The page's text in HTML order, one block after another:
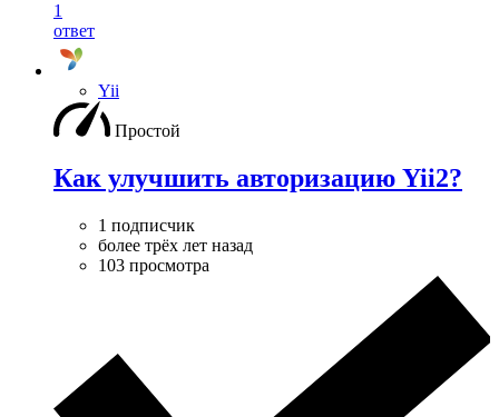
1
ответ
Yii
Простой
Как улучшить авторизацию Yii2?
1 подписчик
более трёх лет назад
103 просмотра